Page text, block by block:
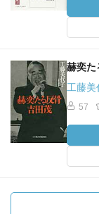
赫奕た
工藤美
57